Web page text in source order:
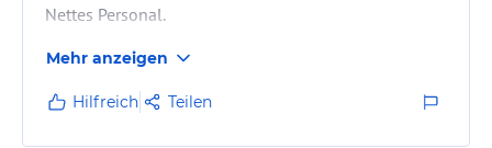
Nettes Personal.
Mehr anzeigen
Hilfreich Teilen